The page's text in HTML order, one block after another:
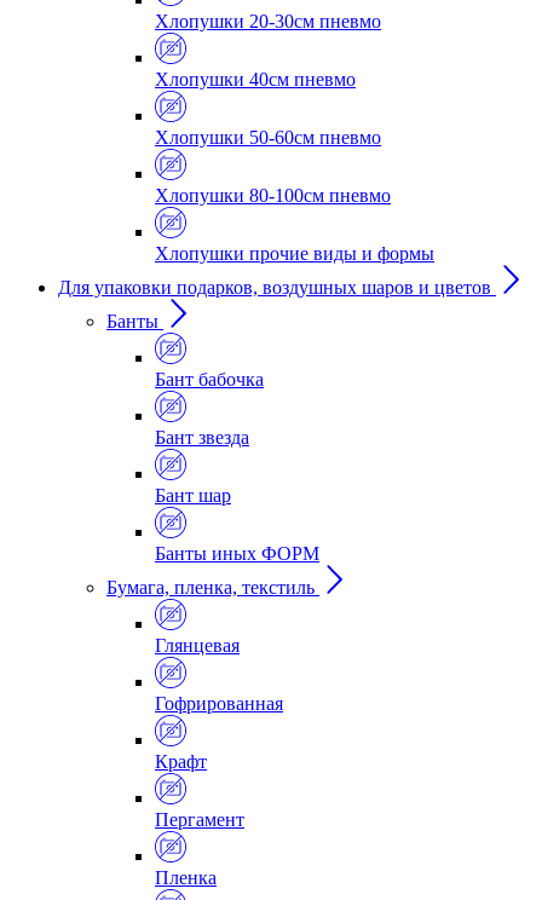
Хлопушки 20-30см пневмо
Хлопушки 40см пневмо
Хлопушки 50-60см пневмо
Хлопушки 80-100см пневмо
Хлопушки прочие виды и формы
Для упаковки подарков, воздушных шаров и цветов
Банты
Бант бабочка
Бант звезда
Бант шар
Банты иных ФОРМ
Бумага, пленка, текстиль
Глянцевая
Гофрированная
Крафт
Пергамент
Пленка